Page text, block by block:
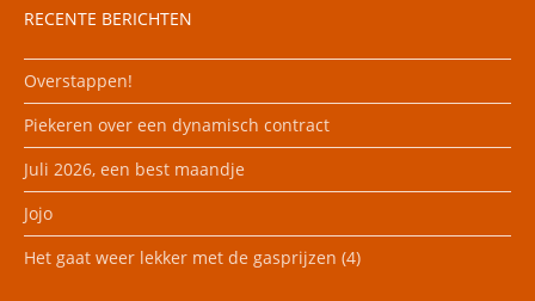
RECENTE BERICHTEN
Overstappen!
Piekeren over een dynamisch contract
Juli 2026, een best maandje
Jojo
Het gaat weer lekker met de gasprijzen (4)